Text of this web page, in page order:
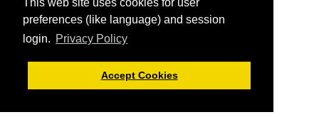
This web site uses cookies for user
preferences (like language) and session
login. Privacy Policy
Accept Cookies